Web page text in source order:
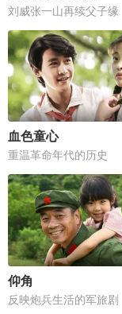
刘威张一山再续父子缘
血色童心
重温革命年代的历史
仰角
反映炮兵生活的军旅剧